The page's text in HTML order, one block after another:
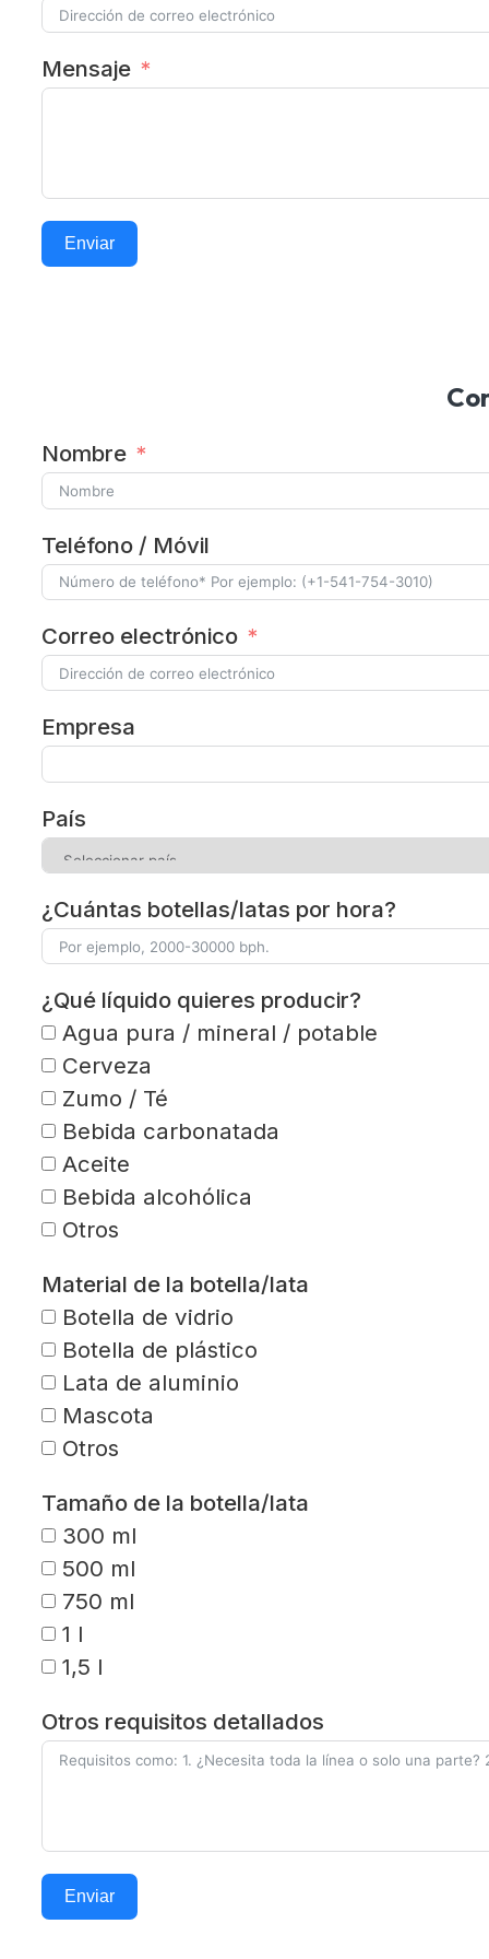
Mensaje
Enviar
Nombre
Teléfono / Móvil
Correo electrónico
Empresa
País
¿Cuántas botellas/latas por hora?
¿Qué líquido quieres producir?
Agua pura / mineral / potable
Cerveza
Zumo / Té
Bebida carbonatada
Aceite
Bebida alcohólica
Otros
Material de la botella/lata
Botella de vidrio
Botella de plástico
Lata de aluminio
Mascota
Otros
Tamaño de la botella/lata
300 ml
500 ml
750 ml
1 l
1,5 l
Otros requisitos detallados
Enviar